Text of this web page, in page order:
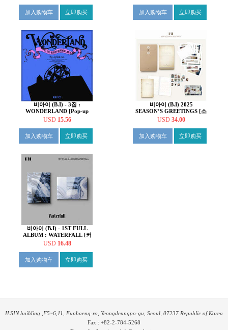
加入购物车 立即购买 加入购物车 立即购买
비아이 (B.I) - 3집 :
WONDERLAND [Pop-up
book Ver.]
USD 15.56
加入购物车 立即购买
비아이 (B.I) 2025
SEASON’S GREETINGS [소
품집]
USD 34.00
加入购物车 立即购买
비아이 (B.I) - 1ST FULL
ALBUM : WATERFALL [커
버 2종 중 1종 랜덤 발송]
USD 16.48
加入购物车 立即购买
ILSIN building ,F5~6,11, Eunhaeng-ro, Yeongdeungpo-gu, Seoul, 07237 Republic of Korea
Fax : +82-2-784-5268